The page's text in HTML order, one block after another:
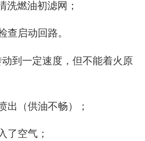
洗燃油初滤网；
查启动回路。
到一定速度，但不能着火原
出（供油不畅）；
了空气；